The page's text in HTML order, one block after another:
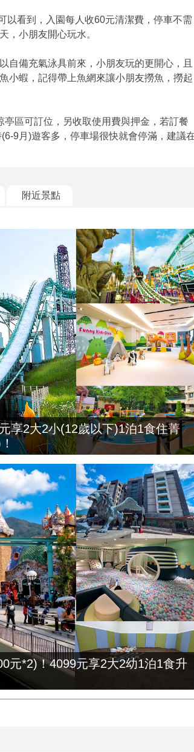
以看到，入園每人收60元清潔費，停車不需
，小朋友開心玩水。
自備充氣泳具前來，小朋友玩的更開心，且
小蝦，記得帶上魚網來讓小朋友撈魚，撈起
區可訂位，另收取使用費與押金，若訂餐
9月)遊客多，停車場很快就會停滿，建議
附近景點
享2大2小(12歲以下)1泊1食住菁
元*2)！4099元享2大2幼1泊1食升